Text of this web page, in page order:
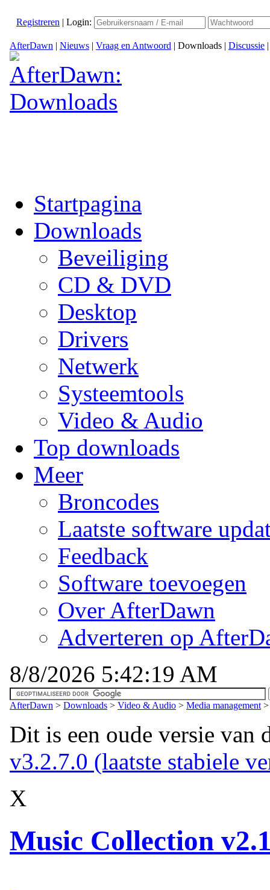
Registreren | Login:
AfterDawn | Nieuws | Vraag en Antwoord | Downloads | Discussie
Startpagina
Downloads
Beveiliging
CD & DVD
Desktop
Drivers
Netwerk
Systeemtools
Video & Audio
Top downloads
Meer
Broncodes
Laatste software
Feedback
Software toevoegen
Over AfterDawn
Adverteren op
8/8/2026 5:42:19 AM
AfterDawn > Downloads > Video & Audio > Media management
Dit is een oude versie van
v3.2.7.0 (laatste stabiele
X
Music Collection